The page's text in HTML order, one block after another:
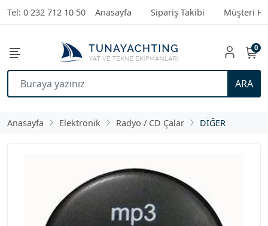
Tel: 0 232 712 10 50 Anasayfa Sipariş Takibi Müşteri
ARA
0
Anasayfa Elektronik Radyo / CD Çalar DİĞER